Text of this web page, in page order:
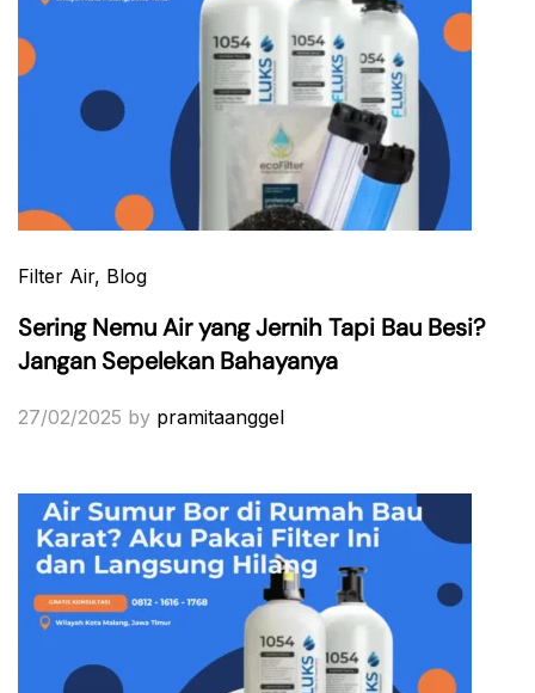
Filter Air, Blog
Sering Nemu Air yang Jernih Tapi Bau Besi?
Jangan Sepelekan Bahayanya
27/02/2025 by pramitaanggel